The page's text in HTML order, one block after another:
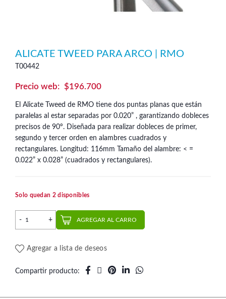
ALICATE TWEED PARA ARCO | RMO
T00442
$196.700
El Alicate Tweed de RMO tiene dos puntas planas que están
paralelas al estar separadas por 0.020” , garantizando dobleces
precisos de 90º. Diseñada para realizar dobleces de primer,
segundo y tercer orden en alambres cuadrados y
rectangulares. Longitud: 116mm Tamaño del alambre: < =
0.022” x 0.028” (cuadrados y rectangulares).
Solo quedan 2 disponibles
Alicate Tweed para Arco | RMO cantidad
AGREGAR AL CARRO
Agregar a lista de deseos
Compartir producto